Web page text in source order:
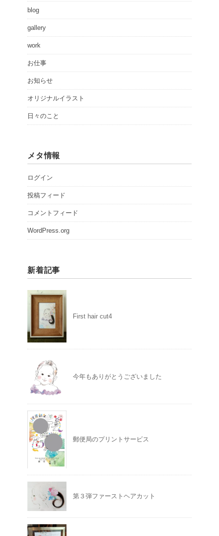
blog
gallery
work
お仕事
お知らせ
オリジナルイラスト
日々のこと
メタ情報
ログイン
投稿フィード
コメントフィード
WordPress.org
新着記事
First hair cut4
今年もありがとうございました
郵便局のプリントサービス
第３弾ファーストヘアカット